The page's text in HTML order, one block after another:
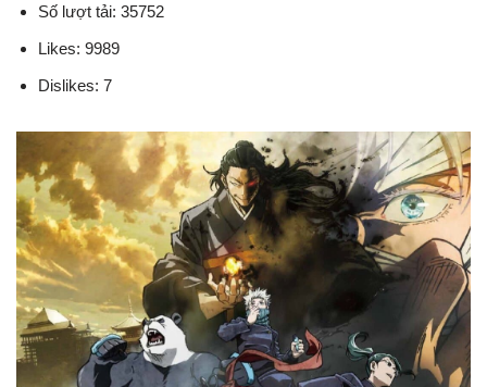
Số lượt tải: 35752
Likes: 9989
Dislikes: 7